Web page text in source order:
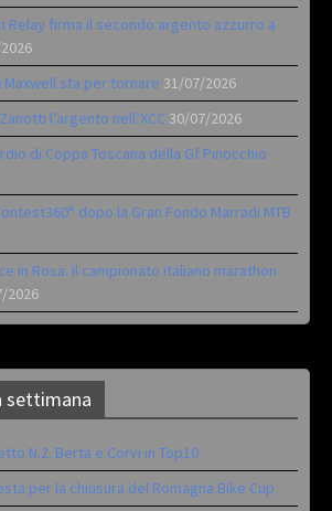
Relay firma il secondo argento azzurro a
sta per tornare 31/07/2026
l’argento nell’XCC 30/07/2026
di Coppa Toscana della Gf Pinocchio
dopo la Gran Fondo Marradi MTB
in Rosa. Il campionato italiano marathon
2026
settimana
N.2. Berta e Corvi in Top10
per la chiusura del Romagna Bike Cup